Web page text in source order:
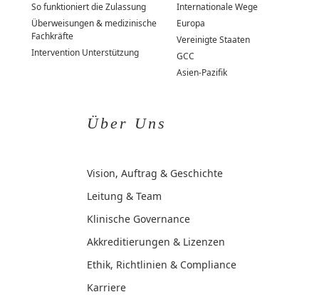
So funktioniert die Zulassung
Überweisungen & medizinische
Fachkräfte
Intervention Unterstützung
Internationale Wege
Europa
Vereinigte Staaten
GCC
Asien-Pazifik
Über Uns
Vision, Auftrag & Geschichte
Leitung & Team
Klinische Governance
Akkreditierungen & Lizenzen
Ethik, Richtlinien & Compliance
Karriere